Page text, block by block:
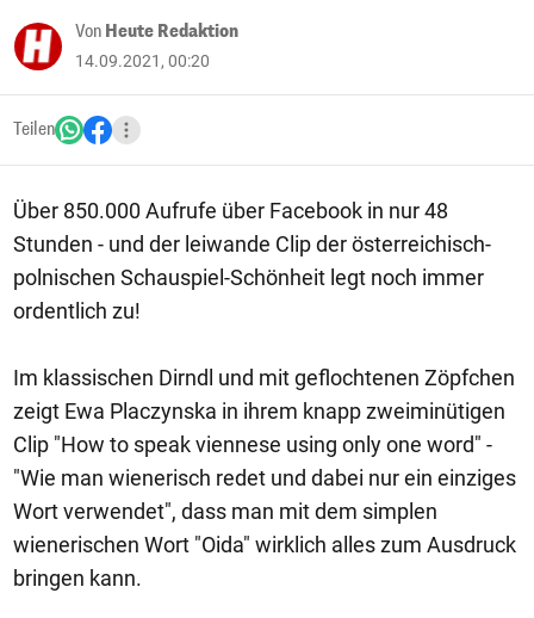
Von Heute Redaktion
14.09.2021, 00:20
Teilen
Über 850.000 Aufrufe über Facebook in nur 48
Stunden - und der leiwande Clip der österreichisch-
polnischen Schauspiel-Schönheit legt noch immer
ordentlich zu!
Im klassischen Dirndl und mit geflochtenen Zöpfchen
zeigt Ewa Placzynska in ihrem knapp zweiminütigen
Clip "How to speak viennese using only one word" -
"Wie man wienerisch redet und dabei nur ein einziges
Wort verwendet", dass man mit dem simplen
wienerischen Wort "Oida" wirklich alles zum Ausdruck
bringen kann.